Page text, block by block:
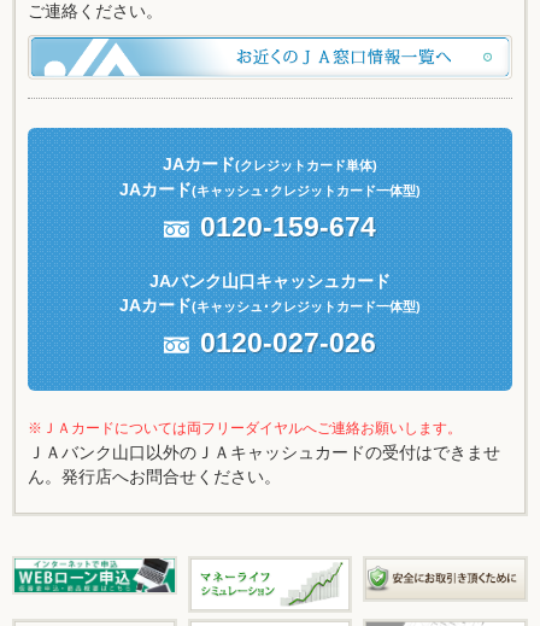
ご連絡ください。
JAカード(クレジットカード単体)
JAカード(キャッシュ･クレジットカード一体型)
0120-159-674
JAバンク山口キャッシュカード
JAカード(キャッシュ･クレジットカード一体型)
0120-027-026
※ＪＡカードについては両フリーダイヤルへご連絡お願いします。
ＪＡバンク山口以外のＪＡキャッシュカードの受付はできませ
ん。発行店へお問合せください。